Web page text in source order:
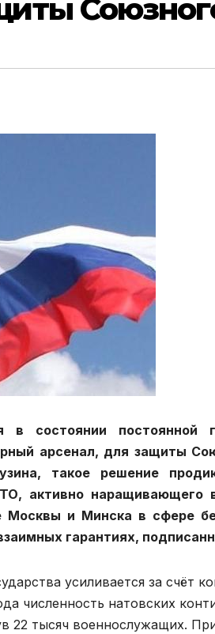
в состоянии постоянной
арсенал, для защиты
такое решение
активно наращивающего
Москвы и Минска в сфере
гарантиях,
усиливается за счёт
численность натовских
22 тысяч военнослужащих.